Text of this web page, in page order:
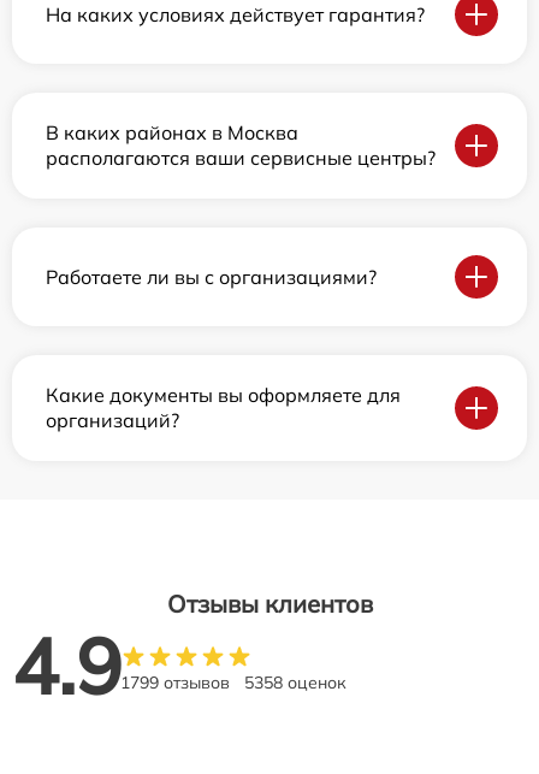
На каких условиях действует гарантия?
В каких районах в Москва
располагаются ваши сервисные центры?
Работаете ли вы с организациями?
Какие документы вы оформляете для
организаций?
Отзывы клиентов
4.91799 отзывов 5358 оценок